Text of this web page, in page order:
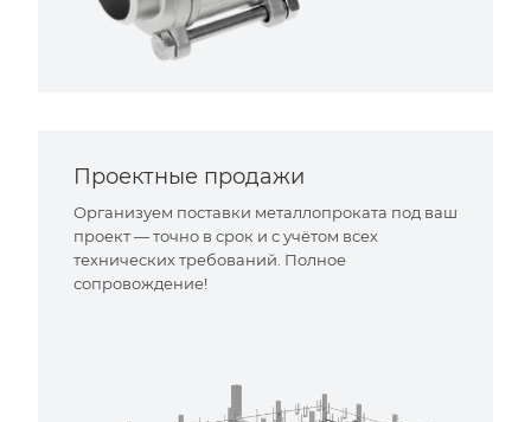
Проектные продажи
Организуем поставки металлопроката под ваш
проект — точно в срок и с учётом всех
технических требований. Полное
сопровождение!